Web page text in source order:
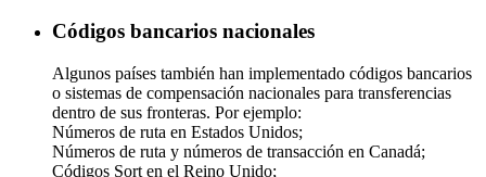
Códigos bancarios nacionales
Algunos países también han implementado códigos bancarios
o sistemas de compensación nacionales para transferencias
dentro de sus fronteras. Por ejemplo:
Números de ruta en Estados Unidos;
Números de ruta y números de transacción en Canadá;
Códigos Sort en el Reino Unido;